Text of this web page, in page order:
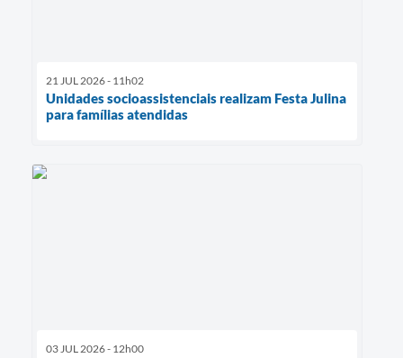
21 JUL 2026 - 11h02
Unidades socioassistenciais realizam Festa Julina
para famílias atendidas
03 JUL 2026 - 12h00